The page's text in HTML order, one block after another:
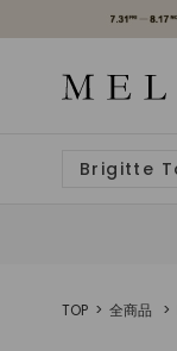
TOP 全商品